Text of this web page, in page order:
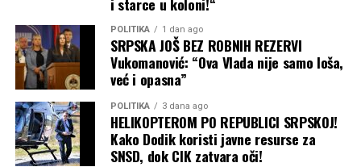
POLITIKA 1 dan ago
SRPSKA JOŠ BEZ ROBNIH REZERVI
Vukomanović: “Ova Vlada nije samo loša,
već i opasna”
POLITIKA 3 dana ago
HELIKOPTEROM PO REPUBLICI SRPSKOJ!
Kako Dodik koristi javne resurse za
SNSD, dok CIK zatvara oči!